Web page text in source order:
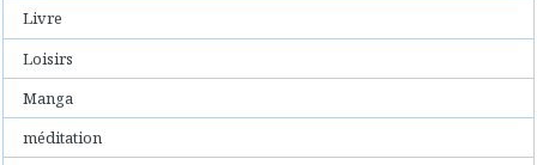
Livre
Loisirs
Manga
méditation